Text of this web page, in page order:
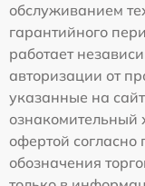
обслуживанием
гарантийного
работает
авторизации от
указанные на
ознакомительный
офертой
обозначения